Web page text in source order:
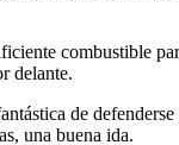
combustible
delante.
de
una buena ida.